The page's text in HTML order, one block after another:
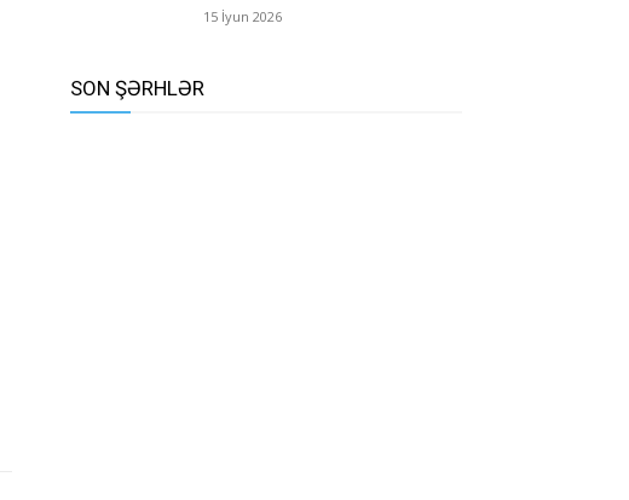
15 İyun 2026
SON ŞƏRHLƏR